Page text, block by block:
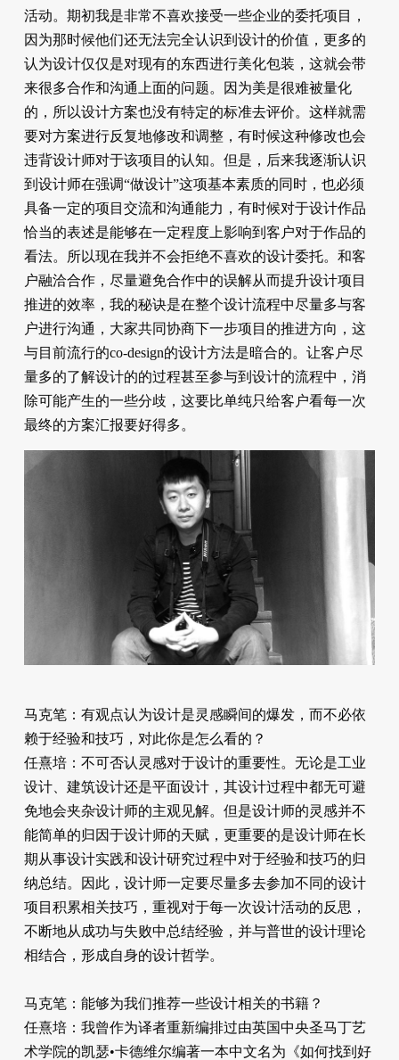
活动。期初我是非常不喜欢接受一些企业的委托项目，
因为那时候他们还无法完全认识到设计的价值，更多的
认为设计仅仅是对现有的东西进行美化包装，这就会带
来很多合作和沟通上面的问题。因为美是很难被量化
的，所以设计方案也没有特定的标准去评价。这样就需
要对方案进行反复地修改和调整，有时候这种修改也会
违背设计师对于该项目的认知。但是，后来我逐渐认识
到设计师在强调“做设计”这项基本素质的同时，也必须
具备一定的项目交流和沟通能力，有时候对于设计作品
恰当的表述是能够在一定程度上影响到客户对于作品的
看法。所以现在我并不会拒绝不喜欢的设计委托。和客
户融洽合作，尽量避免合作中的误解从而提升设计项目
推进的效率，我的秘诀是在整个设计流程中尽量多与客
户进行沟通，大家共同协商下一步项目的推进方向，这
与目前流行的co-design的设计方法是暗合的。让客户尽
量多的了解设计的的过程甚至参与到设计的流程中，消
除可能产生的一些分歧，这要比单纯只给客户看每一次
最终的方案汇报要好得多。
马克笔：有观点认为设计是灵感瞬间的爆发，而不必依
赖于经验和技巧，对此你是怎么看的？
任熹培：不可否认灵感对于设计的重要性。无论是工业
设计、建筑设计还是平面设计，其设计过程中都无可避
免地会夹杂设计师的主观见解。但是设计师的灵感并不
能简单的归因于设计师的天赋，更重要的是设计师在长
期从事设计实践和设计研究过程中对于经验和技巧的归
纳总结。因此，设计师一定要尽量多去参加不同的设计
项目积累相关技巧，重视对于每一次设计活动的反思，
不断地从成功与失败中总结经验，并与普世的设计理论
相结合，形成自身的设计哲学。
马克笔：能够为我们推荐一些设计相关的书籍？
任熹培：我曾作为译者重新编排过由英国中央圣马丁艺
术学院的凯瑟•卡德维尔编著一本中文名为《如何找到好